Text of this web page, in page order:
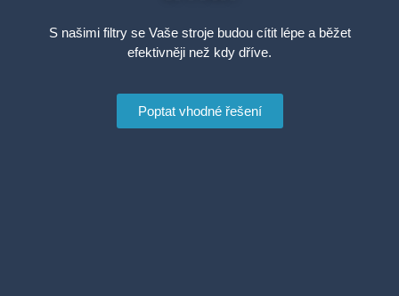
S našimi filtry se Vaše stroje budou cítit lépe a běžet
efektivněji než kdy dříve.
Poptat vhodné řešení